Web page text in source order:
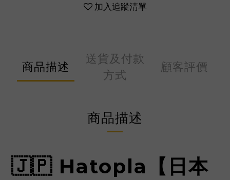
加入追蹤清單
商品描述
送貨及付款
方式
顧客評價
商品描述
🇯🇵 Hatopla【日本